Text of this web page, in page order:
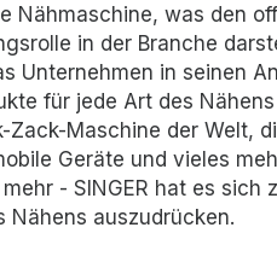
Nähmaschine, was den
in der Branche
Unternehmen in seinen
für jede Art des
Maschine der Welt,
Geräte und vieles
- SINGER hat es
Nähens auszudrücken.